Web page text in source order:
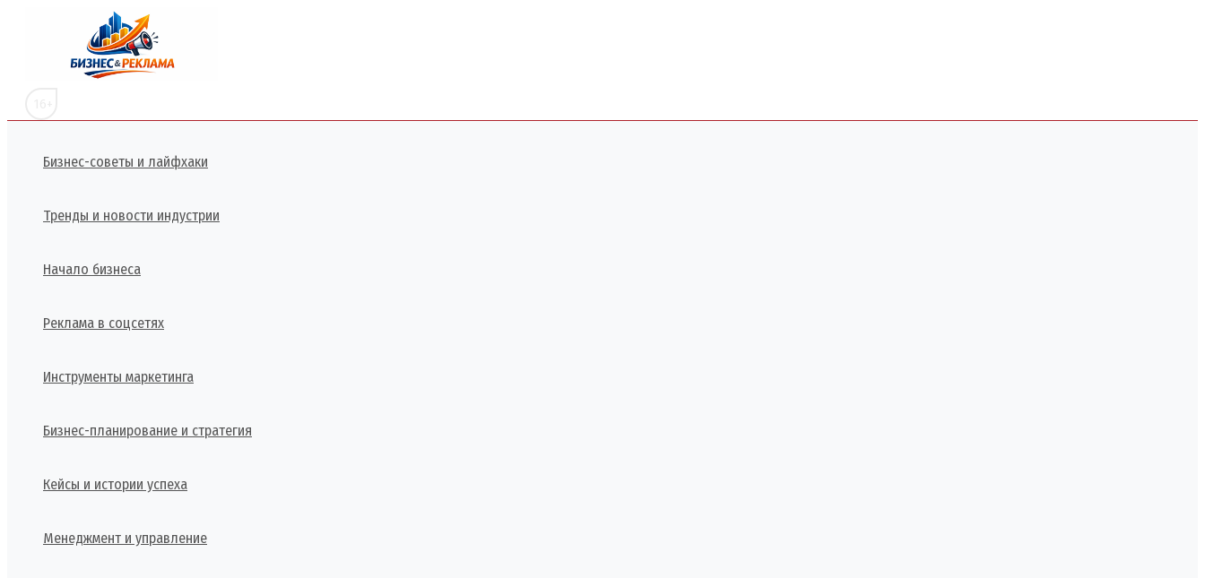
содержимому
Бизнес-советы и лайфхаки
Тренды и новости индустрии
Начало бизнеса
Реклама в соцсетях
Инструменты маркетинга
Бизнес-планирование и стратегия
Кейсы и истории успеха
Менеджмент и управление